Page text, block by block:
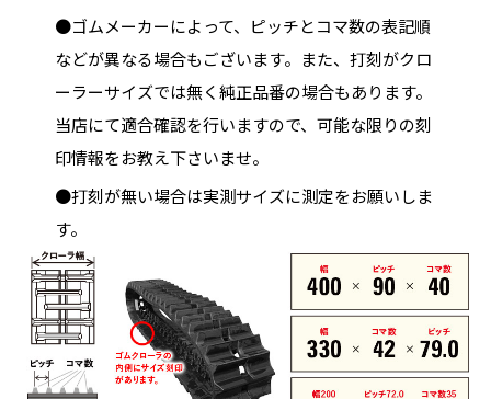
●ゴムメーカーによって、ピッチとコマ数の表記順
などが異なる場合もございます。また、打刻がクロ
ーラーサイズでは無く純正品番の場合もあります。
当店にて適合確認を行いますので、可能な限りの刻
印情報をお教え下さいませ。
●打刻が無い場合は実測サイズに測定をお願いしま
す。